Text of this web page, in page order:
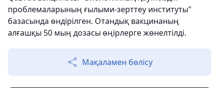
проблемаларының ғылыми-зерттеу институты"
базасында өндірілген. Отандық вакцинаның
алғашқы 50 мың дозасы өңірлерге жөнелтілді.
Мақаламен бөлісу